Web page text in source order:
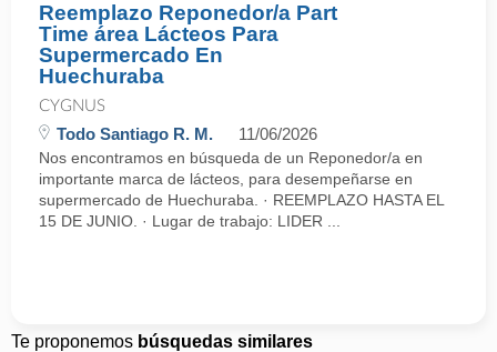
Reemplazo Reponedor/a Part
Time área Lácteos Para
Supermercado En
Huechuraba
CYGNUS
Todo Santiago R. M. 11/06/2026
Nos encontramos en búsqueda de un Reponedor/a en
importante marca de lácteos, para desempeñarse en
supermercado de Huechuraba. · REEMPLAZO HASTA EL
15 DE JUNIO. · Lugar de trabajo: LIDER ...
Te proponemos búsquedas similares